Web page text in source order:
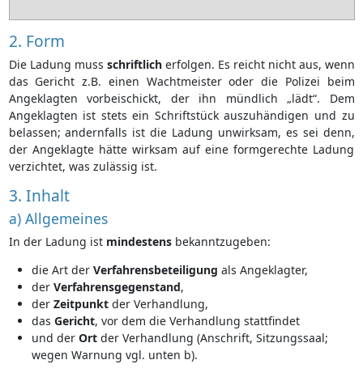
2. Form
Die Ladung muss schriftlicherfolgen. Es reicht nicht aus, wenn
das Gericht z.B. einen Wachtmeister oder die Polizei beim
Angeklagten vorbeischickt, der ihn mündlich „lädt“. Dem
Angeklagten ist stets ein Schriftstück auszuhändigen und zu
belassen; andernfalls ist die Ladung unwirksam, es sei denn,
der Angeklagte hätte wirksam auf eine formgerechte Ladung
verzichtet, was zulässig ist.
3. Inhalt
a) Allgemeines
In der Ladung ist mindestensbekanntzugeben:
die Art der Verfahrensbeteiligung als Angeklagter,
der Verfahrensgegenstand,
der Zeitpunktder Verhandlung,
das Gericht, vor dem die Verhandlung stattfindet
und der Ortder Verhandlung (Anschrift, Sitzungssaal;
wegen Warnung vgl. unten b).